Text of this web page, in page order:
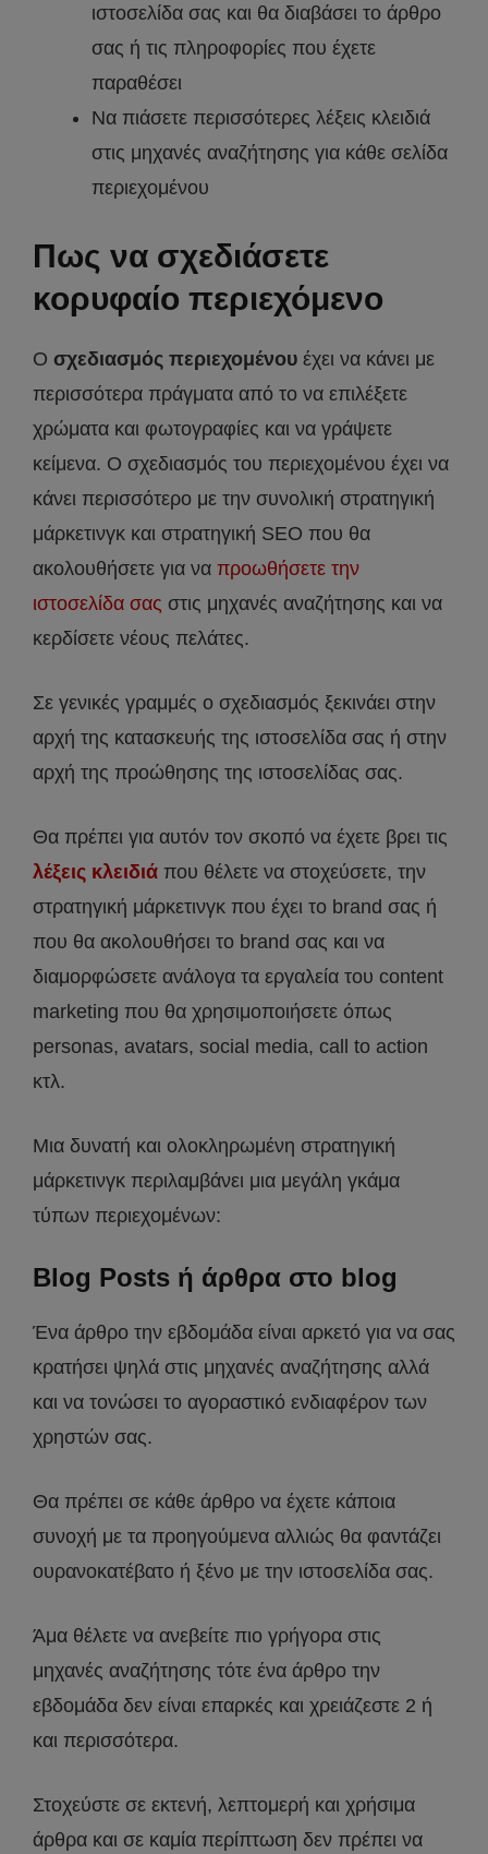
ιστοσελίδα σας και θα διαβάσει το άρθρο
σας ή τις πληροφορίες που έχετε
παραθέσει
Να πιάσετε περισσότερες λέξεις κλειδιά
στις μηχανές αναζήτησης για κάθε σελίδα
περιεχομένου
Πως να σχεδιάσετε
κορυφαίο περιεχόμενο
Ο σχεδιασμός περιεχομένου έχει να κάνει με
περισσότερα πράγματα από το να επιλέξετε
χρώματα και φωτογραφίες και να γράψετε
κείμενα. Ο σχεδιασμός του περιεχομένου έχει να
κάνει περισσότερο με την συνολική στρατηγική
μάρκετινγκ και στρατηγική SEO που θα
ακολουθήσετε για να προωθήσετε την
ιστοσελίδα σας στις μηχανές αναζήτησης και να
κερδίσετε νέους πελάτες.
Σε γενικές γραμμές ο σχεδιασμός ξεκινάει στην
αρχή της κατασκευής της ιστοσελίδα σας ή στην
αρχή της προώθησης της ιστοσελίδας σας.
Θα πρέπει για αυτόν τον σκοπό να έχετε βρει τις
λέξεις κλειδιά που θέλετε να στοχεύσετε, την
στρατηγική μάρκετινγκ που έχει το brand σας ή
που θα ακολουθήσει το brand σας και να
διαμορφώσετε ανάλογα τα εργαλεία του content
marketing που θα χρησιμοποιήσετε όπως
personas, avatars, social media, call to action
κτλ.
Μια δυνατή και ολοκληρωμένη στρατηγική
μάρκετινγκ περιλαμβάνει μια μεγάλη γκάμα
τύπων περιεχομένων:
Blog Posts ή άρθρα στο blog
Ένα άρθρο την εβδομάδα είναι αρκετό για να σας
κρατήσει ψηλά στις μηχανές αναζήτησης αλλά
και να τονώσει το αγοραστικό ενδιαφέρον των
χρηστών σας.
Θα πρέπει σε κάθε άρθρο να έχετε κάποια
συνοχή με τα προηγούμενα αλλιώς θα φαντάζει
ουρανοκατέβατο ή ξένο με την ιστοσελίδα σας.
Άμα θέλετε να ανεβείτε πιο γρήγορα στις
μηχανές αναζήτησης τότε ένα άρθρο την
εβδομάδα δεν είναι επαρκές και χρειάζεστε 2 ή
και περισσότερα.
Στοχεύστε σε εκτενή, λεπτομερή και χρήσιμα
άρθρα και σε καμία περίπτωση δεν πρέπει να